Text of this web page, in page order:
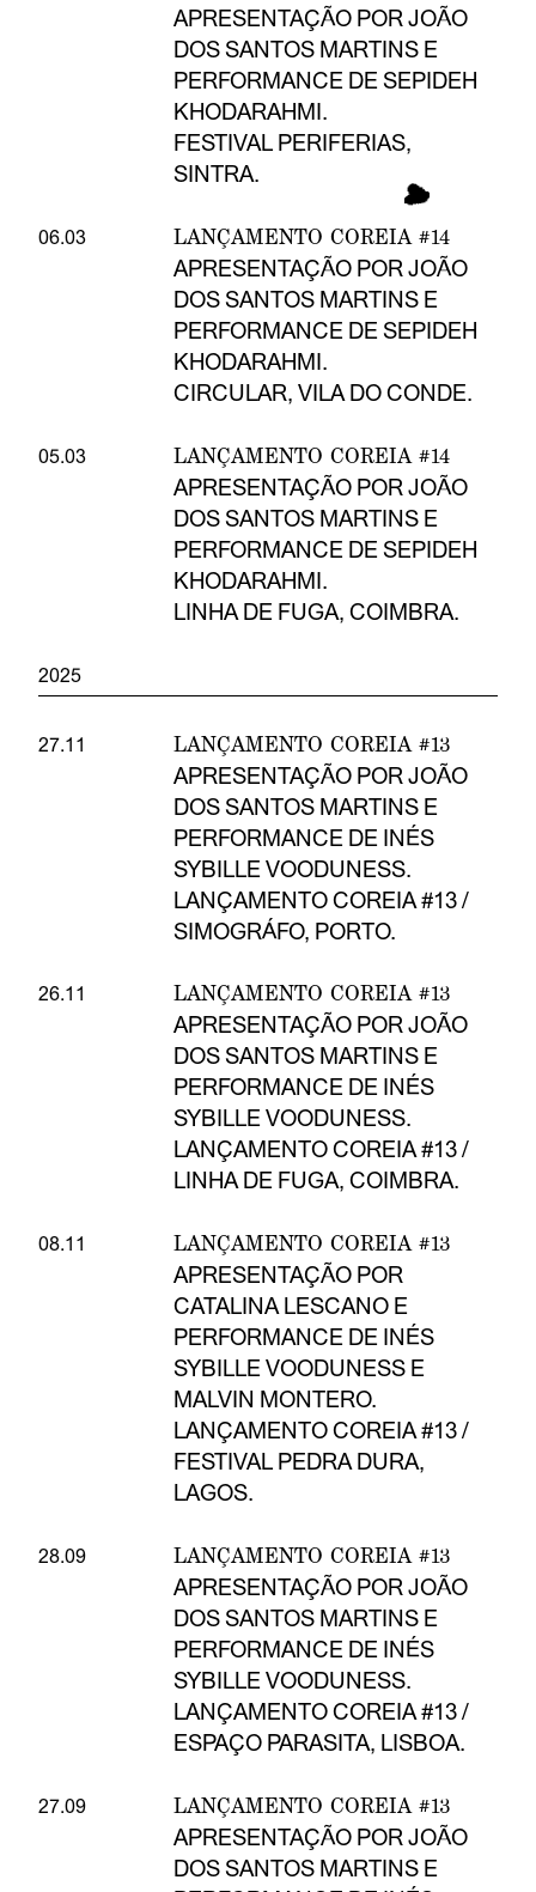
APRESENTAÇÃO POR JOÃO
DOS SANTOS MARTINS E
PERFORMANCE DE SEPIDEH
KHODARAHMI.
FESTIVAL PERIFERIAS,
SINTRA.
06.03 LANÇAMENTO COREIA #14
APRESENTAÇÃO POR JOÃO
DOS SANTOS MARTINS E
PERFORMANCE DE SEPIDEH
KHODARAHMI.
CIRCULAR, VILA DO CONDE.
05.03 LANÇAMENTO COREIA #14
APRESENTAÇÃO POR JOÃO
DOS SANTOS MARTINS E
PERFORMANCE DE SEPIDEH
KHODARAHMI.
LINHA DE FUGA, COIMBRA.
2025
27.11 LANÇAMENTO COREIA #13
APRESENTAÇÃO POR JOÃO
DOS SANTOS MARTINS E
PERFORMANCE DE INÉS
SYBILLE VOODUNESS.
LANÇAMENTO COREIA #13 /
SIMOGRÁFO, PORTO.
26.11 LANÇAMENTO COREIA #13
APRESENTAÇÃO POR JOÃO
DOS SANTOS MARTINS E
PERFORMANCE DE INÉS
SYBILLE VOODUNESS.
LANÇAMENTO COREIA #13 /
LINHA DE FUGA, COIMBRA.
08.11 LANÇAMENTO COREIA #13
APRESENTAÇÃO POR
CATALINA LESCANO E
PERFORMANCE DE INÉS
SYBILLE VOODUNESS E
MALVIN MONTERO.
LANÇAMENTO COREIA #13 /
FESTIVAL PEDRA DURA,
LAGOS.
28.09 LANÇAMENTO COREIA #13
APRESENTAÇÃO POR JOÃO
DOS SANTOS MARTINS E
PERFORMANCE DE INÉS
SYBILLE VOODUNESS.
LANÇAMENTO COREIA #13 /
ESPAÇO PARASITA, LISBOA.
27.09 LANÇAMENTO COREIA #13
APRESENTAÇÃO POR JOÃO
DOS SANTOS MARTINS E